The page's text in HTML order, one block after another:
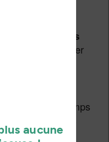
que l’écran
de là.
vrai plus dans
, en particulier
librairie qui
plus de temps
“admirer” les